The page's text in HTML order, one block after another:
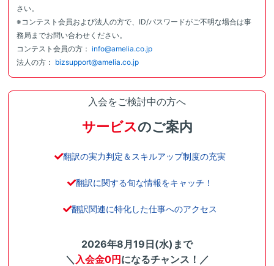
さい。
※コンテスト会員および法人の方で、ID/パスワードがご不明な場合は事
務局までお問い合わせください。
コンテスト会員の方： info@amelia.co.jp
法人の方： bizsupport@amelia.co.jp
入会をご検討中の方へ
サービスのご案内
翻訳の実力判定＆スキルアップ制度の充実
翻訳に関する旬な情報をキャッチ！
翻訳関連に特化した仕事へのアクセス
2026年8月19日(水)まで
＼ 入会金0円になるチャンス！／